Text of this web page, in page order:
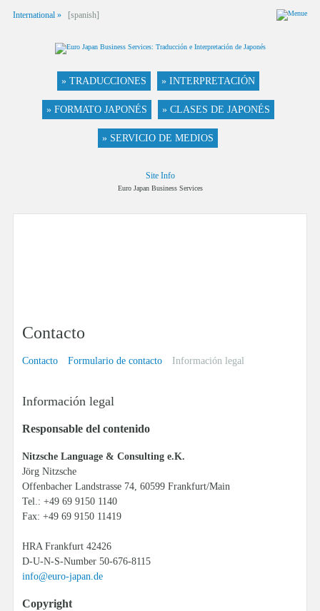
International » [spanish]
» TRADUCCIONES » INTERPRETACIÓN
» FORMATO JAPONÉS » CLASES DE JAPONÉS
» SERVICIO DE MEDIOS
Site Info
Euro Japan Business Services
Contacto
Contacto Formulario de contacto Información legal
Información legal
Responsable del contenido
Nitzsche Language & Consulting e.K.
Jörg Nitzsche
Offenbacher Landstrasse 74, 60599 Frankfurt/Main
Tel.: +49 69 9150 1140
Fax: +49 69 9150 11419
HRA Frankfurt 42426
D-U-N-S-Number 50-676-8115
info@euro-japan.de
Copyright